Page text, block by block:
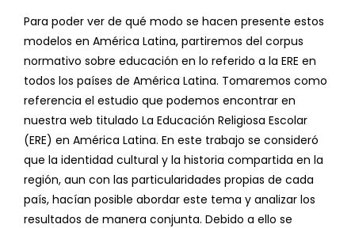
Para poder ver de qué modo se hacen presente estos
modelos en América Latina, partiremos del corpus
normativo sobre educación en lo referido a la ERE en
todos los países de América Latina. Tomaremos como
referencia el estudio que podemos encontrar en
nuestra web titulado La Educación Religiosa Escolar
(ERE) en América Latina. En este trabajo se consideró
que la identidad cultural y la historia compartida en la
región, aun con las particularidades propias de cada
país, hacían posible abordar este tema y analizar los
resultados de manera conjunta. Debido a ello se